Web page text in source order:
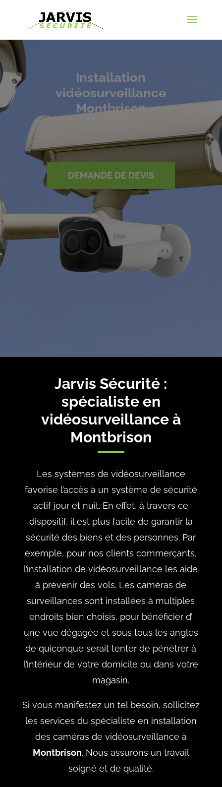
Installation
vidéosurveillance
Montbrison
DEMANDE DE DEVIS
Jarvis Sécurité :
spécialiste en
vidéosurveillance à
Montbrison
Les systèmes de vidéosurveillance
favorise l’accès à un système de sécurité
actif jour et nuit. En effet, à travers ce
dispositif, il est plus facile de garantir la
sécurité des biens et des personnes. Par
exemple, pour nos clients commerçants,
l’installation de vidéosurveillance les aide
à prévenir des vols. Les caméras de
surveillances sont installées à multiples
endroits bien choisis, pour bénéficier d’
une vue dégagée et sous tous les angles
de quiconque serait tenter de pénétrer à
l’intérieur de votre domicile ou dans votre
magasin.
Si vous manifestez un tel besoin, sollicitez
les services du spécialiste en installation
des caméras de vidéosurveillance à
Montbrison. Nous assurons un travail
soigné et de qualité.